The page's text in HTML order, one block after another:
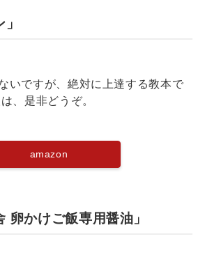
いですが、絶対に上達する教本で
、是非どうぞ。
amazon
卵かけご飯専用醤油」